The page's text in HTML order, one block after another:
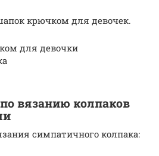
крючком для девочек.
для девочки
вязанию колпаков
симпатичного колпака: